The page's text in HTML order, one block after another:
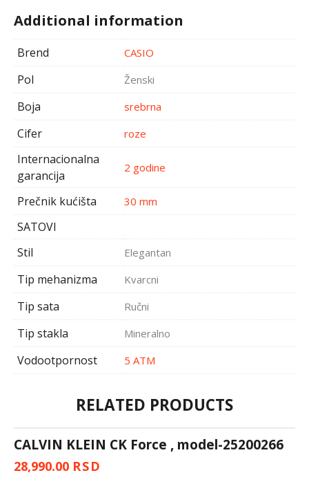
Additional information
Brend CASIO
Pol Ženski
Boja srebrna
Cifer roze
Internacionalna
garancija
2 godine
Prečnik kućišta 30 mm
SATOVI
Stil
Elegantan
Tip mehanizma Kvarcni
Tip sata Ručni
Tip stakla Mineralno
Vodootpornost 5 ATM
RELATED PRODUCTS
CALVIN KLEIN CK Force , model-25200266
28,990.00 RSD